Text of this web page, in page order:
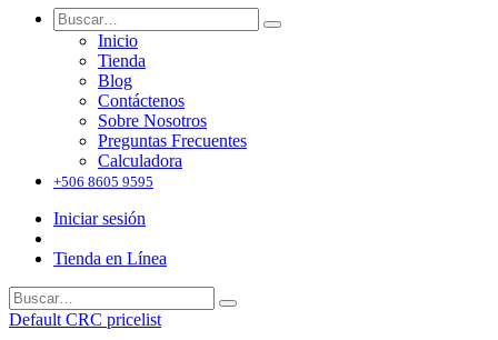
Inicio
Tienda
Blog
Contáctenos
Sobre Nosotros
Preguntas Frecuentes
Calculadora
+506 8605 9595
Iniciar sesión
Tienda en Línea
Default CRC pricelist